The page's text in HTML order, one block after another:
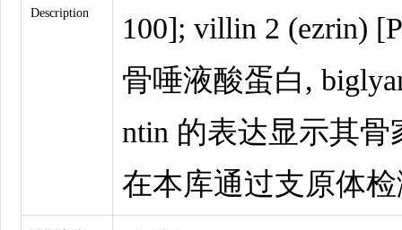
Description
100]; villin 2 (ezrin)
骨唾液酸蛋白,
ntin 的表达显示其
在本库通过支原体